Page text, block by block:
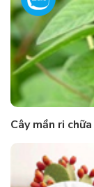
Cây mần ri